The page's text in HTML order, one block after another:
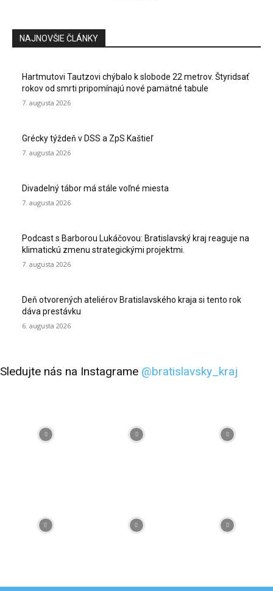
NAJNOVŠIE ČLÁNKY
Hartmutovi Tautzovi chýbalo k slobode 22 metrov. Štyridsať
rokov od smrti pripomínajú nové pamätné tabule
7. augusta 2026
Grécky týždeň v DSS a ZpS Kaštieľ
7. augusta 2026
Divadelný tábor má stále voľné miesta
7. augusta 2026
Podcast s Barborou Lukáčovou: Bratislavský kraj reaguje na
klimatickú zmenu strategickými projektmi.
7. augusta 2026
Deň otvorených ateliérov Bratislavského kraja si tento rok
dáva prestávku
6. augusta 2026
Sledujte nás na Instagrame @bratislavsky_kraj